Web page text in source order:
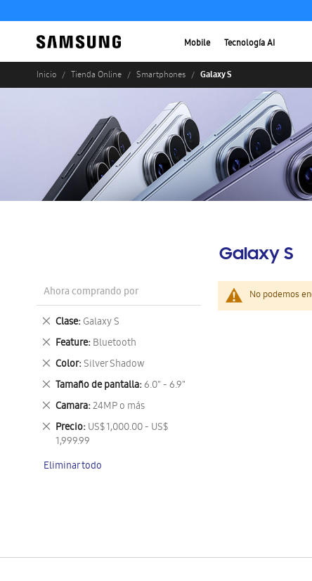
Mobile Tecnología AI
Inicio Tienda Online Smartphones Galaxy S
Galaxy S
No podemos
Ahora comprando por
Clase Galaxy S
Eliminar
este
artículo
Feature Bluetooth
Eliminar
este
artículo
Color Silver Shadow
Eliminar
este
artículo
Tamaño de pantalla 6.0" - 6.9"
Eliminar
este
artículo
Camara 24MP o más
Eliminar
este
artículo
Precio US$ 1,000.00 - US$
1,999.99
Eliminar
este
Eliminar todo